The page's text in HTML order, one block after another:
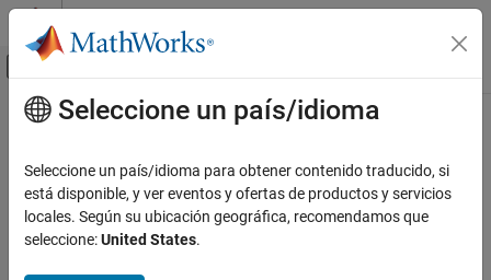
Saltar al contenido
Mostrar/ocultar menú de navegación
Inicio de Documentación
Computational Finance
Contenido principal
How useful was this information?
Seleccione un país/idioma
Seleccione un país/idioma para obtener contenido traducido, si
está disponible, y ver eventos y ofertas de productos y servicios
locales. Según su ubicación geográfica, recomendamos que
seleccione:United States.